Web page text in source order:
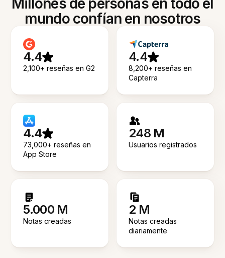
Millones de personas en todo el
mundo confían en nosotros
4.4
2,100+ reseñas en G2
4.4
8,200+ reseñas en
Capterra
4.4
73,000+ reseñas en
App Store
248 M
Usuarios registrados
5.000 M
Notas creadas
2 M
Notas creadas
diariamente